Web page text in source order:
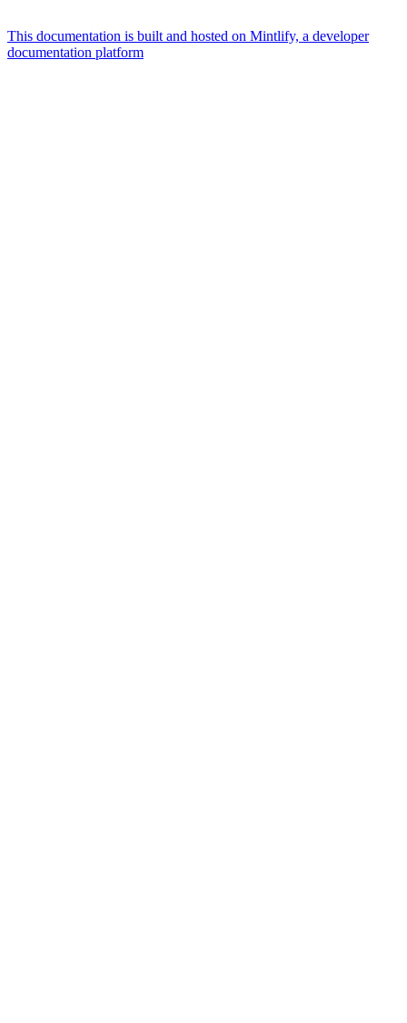
This documentation is built and hosted on Mintlify, a developer
documentation platform